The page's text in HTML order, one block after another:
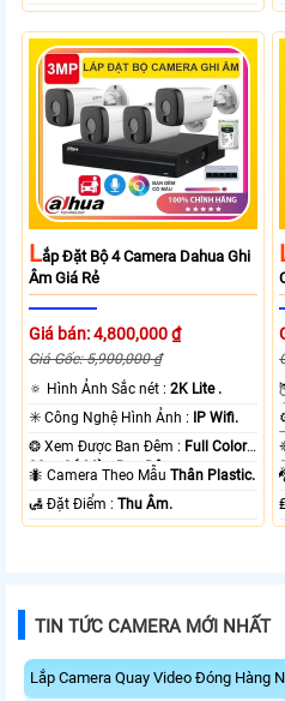
LẮp Đặt Bộ 4 Camera Dahua Ghi
Âm Giá Rẻ
Giá bán: 4,800,000 ₫
Giá Gốc: 5,900,000 ₫
🔅 Hình Ảnh Sắc nét :2K Lite .
✳️ Công Nghệ Hình Ảnh :
IP Wifi.
❂ Xem Được Ban Đêm : Full Color
30m Có Màu Ban Ðêm.
🐜 Camera Theo MẫuThân Plastic.
️🛃 Đặt Điểm :Thu Âm.
TIN TỨC CAMERA MỚI NHẤT
Lắp Camera Quay Video Đóng Hàng